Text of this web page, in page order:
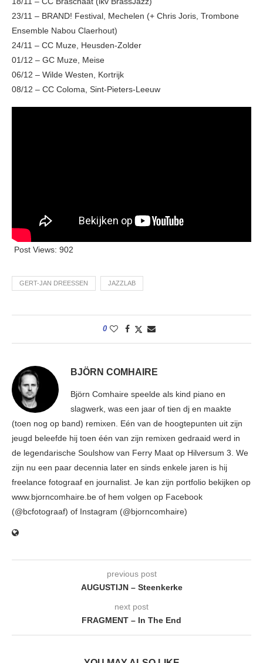
23/11 – BRAND! Festival, Mechelen (+ Chris Joris, Trombone
Ensemble Nabou Claerhout)
24/11 – CC Muze, Heusden-Zolder
01/12 – GC Muze, Meise
06/12 – Wilde Westen, Kortrijk
08/12 – CC Coloma, Sint-Pieters-Leeuw
Post Views: 902
GERT-JAN DREESSEN JAZZLAB
0
BJÖRN COMHAIRE
Björn Comhaire speelde als kind piano en
slagwerk, was een jaar of tien dj en maakte
(toen nog op band) remixen. Eén van de hoogtepunten uit zijn
jeugd beleefde hij toen één van zijn remixen gedraaid werd in
de legendarische Soulshow van Ferry Maat op Hilversum 3. We
zijn nu een paar decennia later en sinds enkele jaren is hij
freelance fotograaf en journalist. Je kan zijn portfolio bekijken op
www.bjorncomhaire.be of hem volgen op Facebook
(@bcfotograaf) of Instagram (@bjorncomhaire)
previous post
AUGUSTIJN – Steenkerke
next post
FRAGMENT – In The End